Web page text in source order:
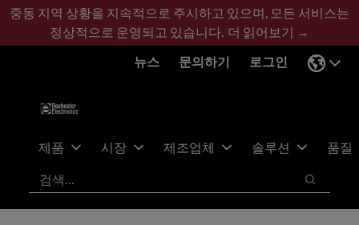
기
콘
바
글
중동 지역 상황을 지속적으로 주시하고 있으며, 모든 서비스는
정상적으로 운영되고 있습니다. 더 읽어보기 →
뉴스
문의하기 로그인
제품 시장 제조업체 솔루션
품질
검색
검색